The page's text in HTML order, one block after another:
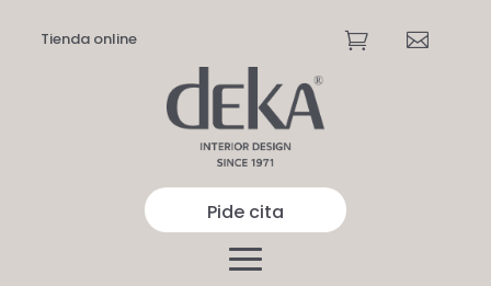
Tienda online  
Pide cita